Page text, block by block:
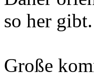
so her gibt.
Große